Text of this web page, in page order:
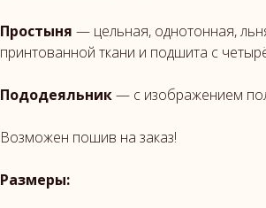
Простыня — цельная, однотонная,
принтованной ткани и подшита с
Пододеяльник— с изображением
Возможен пошив на заказ!
Размеры: